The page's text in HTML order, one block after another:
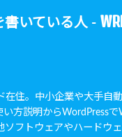
書いている人 -
在住。中小企業や大手自
方説明からWordPress
ソフトウェアやハードウ